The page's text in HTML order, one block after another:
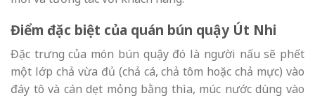
Điểm đặc biệt của quán bún quậy Út Nhi
Đặc trưng của món bún quậy đó là người nấu sẽ phết
một lớp chả vừa đủ (chả cá, chả tôm hoặc chả mực) vào
đáy tô và cán dẹt mỏng bằng thìa, múc nước dùng vào